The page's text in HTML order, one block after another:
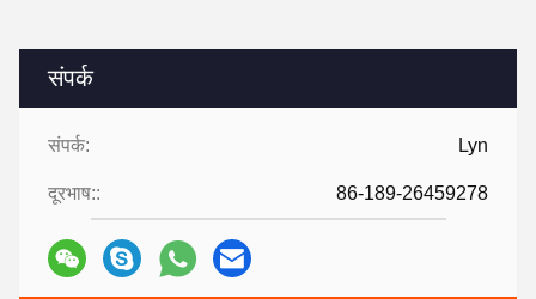
संपर्क
संपर्क: Lyn
दूरभाष:: 86-189-26459278